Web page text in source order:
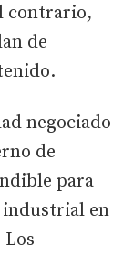
contrario,
de
negociado
de
para
industrial en